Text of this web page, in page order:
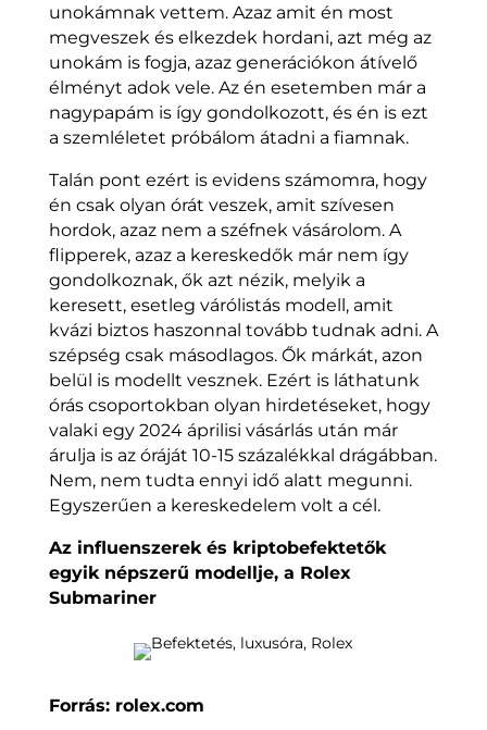
unokámnak vettem. Azaz amit én most
megveszek és elkezdek hordani, azt még az
unokám is fogja, azaz generációkon átívelő
élményt adok vele. Az én esetemben már a
nagypapám is így gondolkozott, és én is ezt
a szemléletet próbálom átadni a fiamnak.
Talán pont ezért is evidens számomra, hogy
én csak olyan órát veszek, amit szívesen
hordok, azaz nem a széfnek vásárolom. A
flipperek, azaz a kereskedők már nem így
gondolkoznak, ők azt nézik, melyik a
keresett, esetleg várólistás modell, amit
kvázi biztos haszonnal tovább tudnak adni. A
szépség csak másodlagos. Ők márkát, azon
belül is modellt vesznek. Ezért is láthatunk
órás csoportokban olyan hirdetéseket, hogy
valaki egy 2024 áprilisi vásárlás után már
árulja is az óráját 10-15 százalékkal drágábban.
Nem, nem tudta ennyi idő alatt megunni.
Egyszerűen a kereskedelem volt a cél.
Az influenszerek és kriptobefektetők
egyik népszerű modellje, a Rolex
Submariner
Forrás: rolex.com